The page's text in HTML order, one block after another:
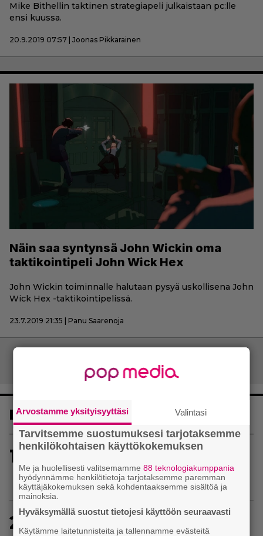
Mike Bithellin taktinen strategiapeli julkaistaan pc:lle
ensi kuussa.
20.9.2019 07:57 | Joonas Pikkarainen
Näin saa syntynsä John Wickin oma
taktikointipeli John Wick Hex
John Wickin toiminnalle halutaan pysyä uskollisena John
Wick Hex -taktikointipelissä.
23.7.2019 21:35 | Panu Saarenoja
selaus
Vanhemmat artikkelit
Luetuimmat
1
Uusi PS Plus -seikkailupeli on saanut
huippuarvostelut – saapui heti julkaisupäivänään
tilaajien saataville
2
Baldur’s Gate 3 -kehittäjä julkaisi pelin
vuosipäivän kunniaksi tilastotietoja pelaajien
Arvostamme yksityisyyttäsi Valintasi
Tarvitsemme suostumuksesi tarjotaksemme
henkilökohtaisen käyttökokemuksen
Me ja huolellisesti valitsemamme88 teknologiakumppania
hyödynnämme henkilötietoja tarjotaksemme paremman
käyttäjäkokemuksen sekä kohdentaaksemme sisältöä ja
mainoksia.
Hyväksymällä suostut tietojesi käyttöön seuraavasti
Käytämme laitetunnisteita ja tallennamme evästeitä